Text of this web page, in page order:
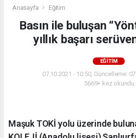
Anasayfa Eğitim
Basın ile buluşan
yıllık başarı
EĞITIM
07.10.2021 - 10:50, Güncelleme:
5669+ kez okundu.
Maşuk TOKİ yolu üzerinde